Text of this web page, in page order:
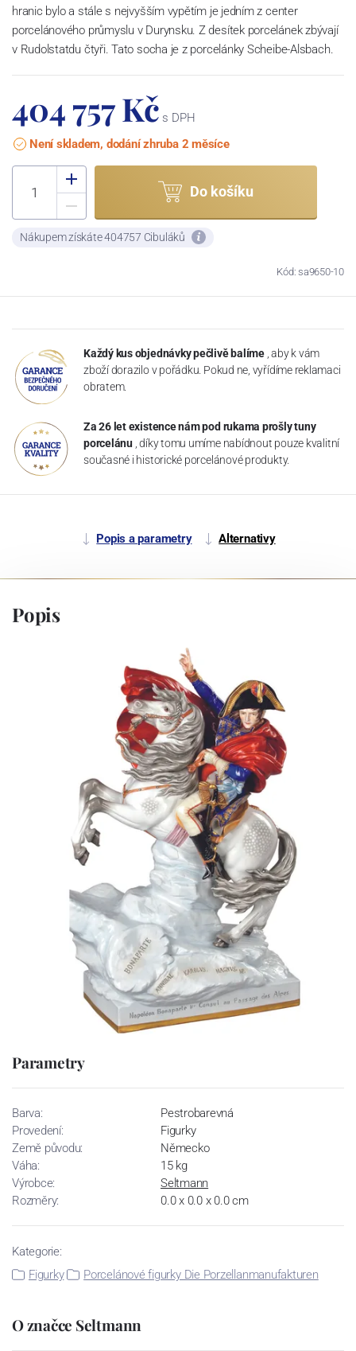
hranic bylo a stále s nejvyšším vypětím je jedním z center
porcelánového průmyslu v Durynsku. Z desítek porcelánek zbývají
v Rudolstatdu čtyři. Tato socha je z porcelánky Scheibe-Alsbach.
404 757 Kč s DPH
Není skladem, dodání zhruba 2 měsíce
Do košíku
Nákupem získáte 404757 Cibuláků
Kód: sa9650-10
Každý kus objednávky pečlivě balíme , aby k vám
zboží dorazilo v pořádku. Pokud ne, vyřídíme reklamaci
obratem.
Za 26 let existence nám pod rukama prošly tuny
porcelánu , díky tomu umíme nabídnout pouze kvalitní
současné i historické porcelánové produkty.
Popis a parametry Alternativy
Popis
Parametry
Barva:
Pestrobarevná
Provedení:
Figurky
Země původu:
Německo
Váha:
15 kg
Výrobce:
Seltmann
Rozměry:
0.0 x 0.0 x 0.0 cm
Kategorie:
Figurky
Porcelánové figurky Die Porzellanmanufakturen
O značce Seltmann